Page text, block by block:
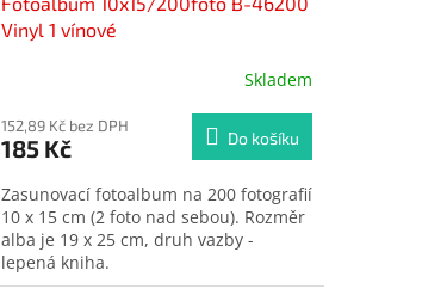
Vinyl 1 vínové
produktu
je
z
5
hvězdiček.
Skladem
152,89 Kč bez DPH
185 Kč Do košíku
Zasunovací fotoalbum na 200 fotografií
10 x 15 cm (2 foto nad sebou). Rozměr
alba je 19 x 25 cm, druh vazby -
lepená kniha.